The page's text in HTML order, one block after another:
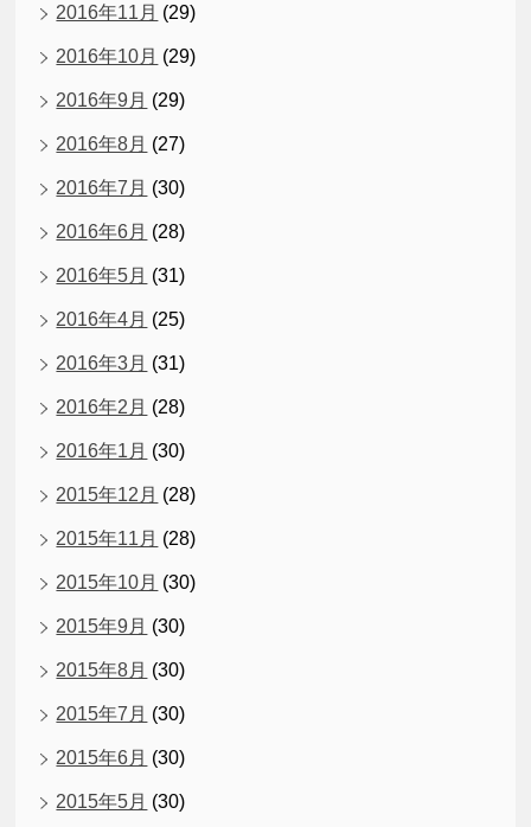
2016年11月 (29)
2016年10月 (29)
2016年9月 (29)
2016年8月 (27)
2016年7月 (30)
2016年6月 (28)
2016年5月 (31)
2016年4月 (25)
2016年3月 (31)
2016年2月 (28)
2016年1月 (30)
2015年12月 (28)
2015年11月 (28)
2015年10月 (30)
2015年9月 (30)
2015年8月 (30)
2015年7月 (30)
2015年6月 (30)
2015年5月 (30)